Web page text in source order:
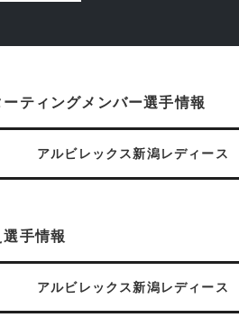
ーティングメンバー選手情報
アルビレックス新潟レディース
選手情報
アルビレックス新潟レディース